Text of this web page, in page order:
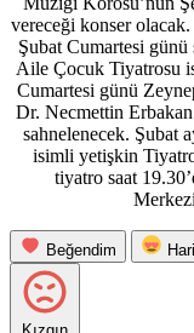
vereceği konser
Şubat Cumartesi günü
Aile Çocuk Tiyatrosu
Cumartesi günü
Dr. Necmettin
sahnelenecek. Şubat
isimli yetişkin
tiyatro saat
Beğendim